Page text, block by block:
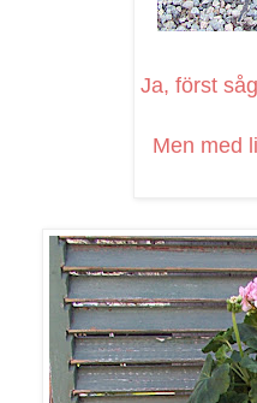
Ja, först
Men med